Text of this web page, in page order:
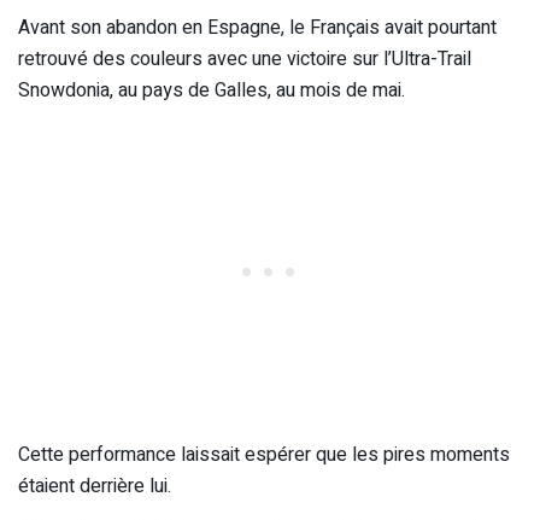
Avant son abandon en Espagne, le Français avait pourtant
retrouvé des couleurs avec une victoire sur l’Ultra-Trail
Snowdonia, au pays de Galles, au mois de mai.
Cette performance laissait espérer que les pires moments
étaient derrière lui.